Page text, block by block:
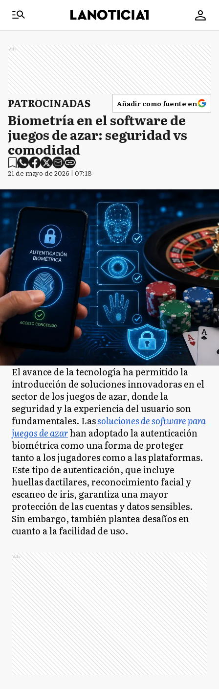
Ads
PATROCINADAS Añadir como fuente en
Biometría en el software de
juegos de azar: seguridad vs
comodidad
21 de mayo de 2026 | 07:18
El avance de la tecnología ha permitido la
introducción de soluciones innovadoras en el
sector de los juegos de azar, donde la
seguridad y la experiencia del usuario son
fundamentales. Lassoluciones de software para
juegos de azarhan adoptado la autenticación
biométrica como una forma de proteger
tanto a los jugadores como a las plataformas.
Este tipo de autenticación, que incluye
huellas dactilares, reconocimiento facial y
escaneo de iris, garantiza una mayor
protección de las cuentas y datos sensibles.
Sin embargo, también plantea desafíos en
cuanto a la facilidad de uso.
Ads